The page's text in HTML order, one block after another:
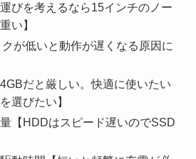
びを考えるなら15インチのノー
い】
が低いと動作が遅くなる原因に
だと厳しい。快適に使いたい
選びたい】
【HDDはスピード遅いのでSSD